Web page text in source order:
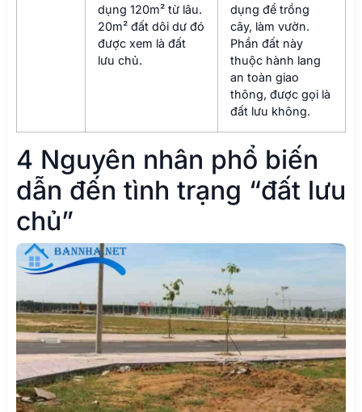
dụng 120m² từ lâu.
20m² đất dôi dư đó
được xem là đất
lưu chủ.
dụng để trồng
cây, làm vườn.
Phần đất này
thuộc hành lang
an toàn giao
thông, được gọi là
đất lưu không.
4 Nguyên nhân phổ biến
dẫn đến tình trạng “đất lưu
chủ”